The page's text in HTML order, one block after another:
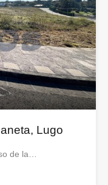
Lugo
de la…